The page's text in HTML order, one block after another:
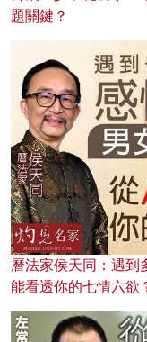
題關鍵？
曆法家侯天同：遇到
能看透你的七情六欲